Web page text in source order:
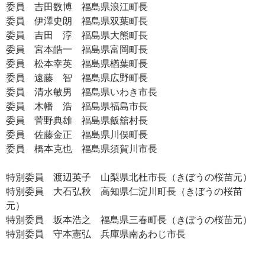
委員 吉田数博 福島県浪江町長
委員 伊澤史朗 福島県双葉町長
委員 吉田 淳 福島県大熊町長
委員 宮本皓一 福島県富岡町長
委員 松本幸英 福島県楢葉町長
委員 遠藤 智 福島県広野町長
委員 清水敏男 福島県いわき市長
委員 木幡 浩 福島県福島市長
委員 菅野典雄 福島県飯舘村長
委員 佐藤金正 福島県川俣町長
委員 橋本克也 福島県須賀川市長
特別委員 渡辺英子 山梨県北杜市長（きぼうの桜苗元）
特別委員 大石弘秋 高知県仁淀川町長（きぼうの桜苗
元）
特別委員 坂本浩之 福島県三春町長（きぼうの桜苗元）
特別委員 守本憲弘 兵庫県南あわじ市長